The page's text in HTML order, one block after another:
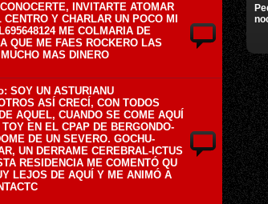
INVITARTE ATOMAR
Y CHARLAR UN POCO MI
ME COLMARIA DE
QUE ME FAES ROCKERO LAS
MAS DINERO
SOY UN ASTURIANU
ASÍ CRECÍ, CON TODOS
AQUEL, CUANDO SE COME AQUÍ
EN EL CPAP DE BERGONDO-
DE UN SEVERO. GOCHU-
UN DERRAME CEREBRAL-ICTUS
RESIDENCIA ME COMENTÓ QU
LEJOS DE AQUÍ Y ME ANIMÓ A